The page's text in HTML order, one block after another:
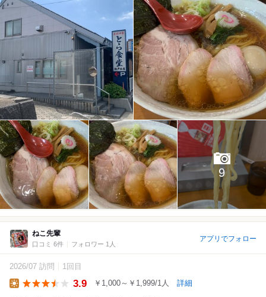
9
ねこ先輩
口コミ 6件 フォロワー 1人
アプリでフォロー
2026/07 訪問 1回目
3.9 ￥1,000～￥1,999/1人 詳細